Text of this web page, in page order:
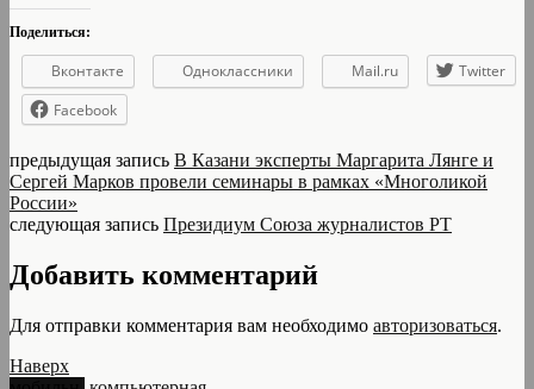
Поделиться:
Вконтакте Одноклассники Mail.ru
Twitter
Facebook
предыдущая запись В Казани эксперты Маргарита Лянге и
Сергей Марков провели семинары в рамках «Многоликой
России»
следующая запись Президиум Союза журналистов РТ
Добавить комментарий
Для отправки комментария вам необходимо авторизоваться.
Наверх